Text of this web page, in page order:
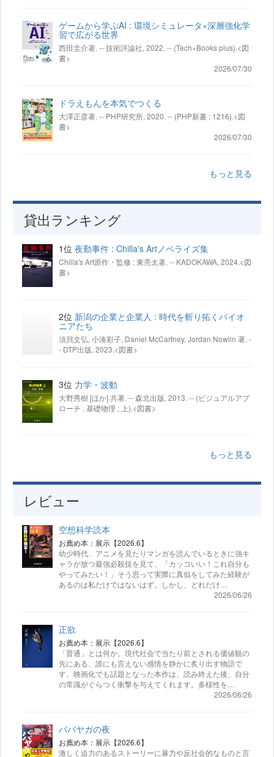
ゲームから学ぶAI : 環境シミュレータ×深層強化学
習で広がる世界
西田圭介著. -- 技術評論社, 2022. -- (Tech×Books plus).<図
書>
2026/07/30
ドラえもんを本気でつくる
大澤正彦著. -- PHP研究所, 2020. -- (PHP新書 ; 1216).<図
書>
2026/07/30
もっと見る
貸出ランキング
1位 夜勤事件 : Chilla's Artノベライズ集
Chilla's Art原作・監修 ; 東亮太著. -- KADOKAWA, 2024.<図
書>
2位 新潟の企業と企業人 : 時代を斬り拓くパイオ
ニアたち
須貝文弘, 小湊彩子, Daniel McCartney, Jordan Nowlin 著. -
- DTP出版, 2023.<図書>
3位 力学・波動
大野秀樹 [ほか] 共著. -- 森北出版, 2013. -- (ビジュアルアプ
ローチ . 基礎物理 ; 上).<図書>
もっと見る
レビュー
空想科学読本
お薦め本：展示【2026.6】
幼少時代、アニメを見たりマンガを読んでいるときに強キ
ャラが放つ最強必殺技を見て、「カッコいい！これ自分も
やってみたい！」そう思って実際に真似をしてみた経験が
あるのは私だけではないはず。しかし、どれだけ…
2026/06/26
正欲
お薦め本：展示【2026.6】
「普通」とは何か。現代社会で当たり前とされる価値観の
先にある、誰にも言えない感情を静かに炙り出す物語で
す。映画化でも話題となった本作は、読み終えた後、自分
の常識がぐらつく衝撃を与えてくれます。多様性を…
2026/06/26
ババヤガの夜
お薦め本：展示【2026.6】
激しく迫力のあるストーリーに暴力や反社会的なものと言